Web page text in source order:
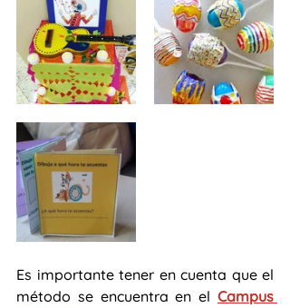
Es importante tener en cuenta que el
método se encuentra en el Campus